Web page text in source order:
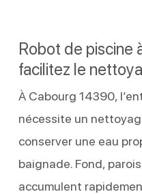
Robot de piscine
facilitez le
À Cabourg 14390,
nécessite un
conserver une eau
baignade. Fond,
accumulent